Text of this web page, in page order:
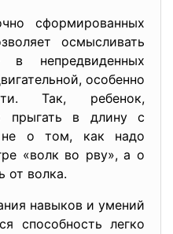
сформированных
осмысливать
в непредвиденных
особенно
Так, ребенок,
прыгать в длину с
не о том, как надо
«волк во рву», а о
от волка.
навыков и умений
способность легко